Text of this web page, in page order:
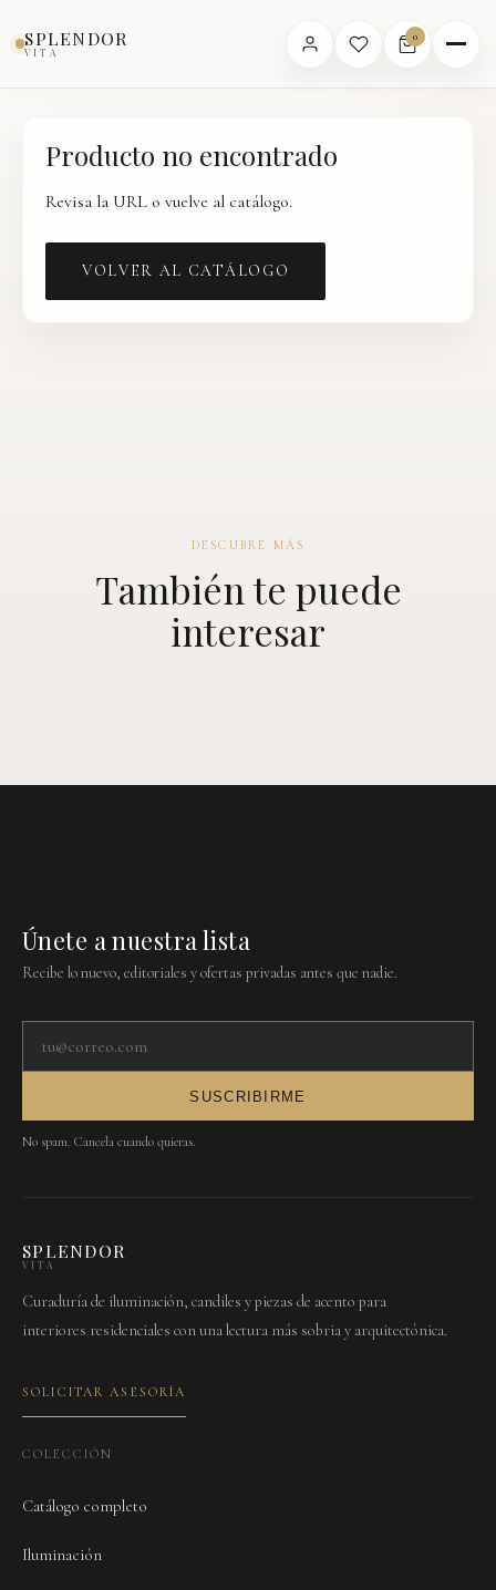
SPLENDOR
VITA
0
Producto no encontrado
Revisa la URL o vuelve al catálogo.
VOLVER AL CATÁLOGO
DESCUBRE MÁS
También te puede
interesar
Únete a nuestra lista
Recibe lo nuevo, editoriales y ofertas privadas antes que nadie.
SUSCRIBIRME
No spam. Cancela cuando quieras.
SPLENDOR
VITA
Curaduría de iluminación, candiles y piezas de acento para
interiores residenciales con una lectura más sobria y arquitectónica.
SOLICITAR ASESORÍA
COLECCIÓN
Catálogo completo
Iluminación